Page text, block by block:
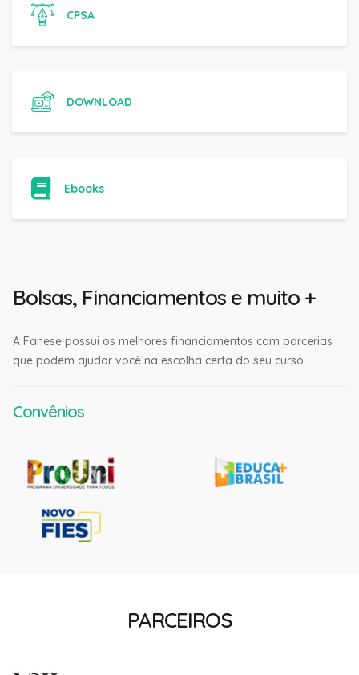
CPSA
DOWNLOAD
Ebooks
Bolsas, Financiamentos e muito +
A Fanese possui os melhores financiamentos com parcerias
que podem ajudar você na escolha certa do seu curso.
Convênios
PARCEIROS